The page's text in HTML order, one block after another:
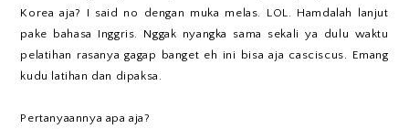
Korea aja? I said no dengan muka melas. LOL. Hamdalah lanjut
pake bahasa Inggris. Nggak nyangka sama sekali ya dulu waktu
pelatihan rasanya gagap banget eh ini bisa aja casciscus. Emang
kudu latihan dan dipaksa.
Pertanyaannya apa aja?